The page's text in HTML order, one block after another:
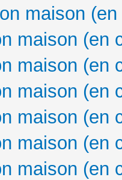
maison
maison (en
maison (en
maison (en
maison (en
maison (en
maison (en